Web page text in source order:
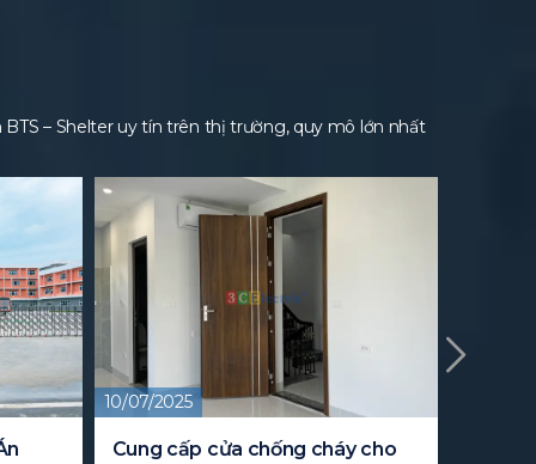
BTS – Shelter uy tín trên thị trường, quy mô lớn nhất
10/07/2025
Cung cấp cửa chống cháy cho